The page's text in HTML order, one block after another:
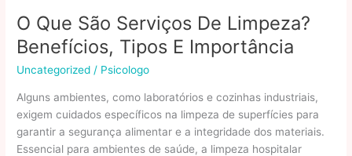
O Que São Serviços De Limpeza?
Benefícios, Tipos E Importância
Uncategorized / Psicologo
Alguns ambientes, como laboratórios e cozinhas industriais,
exigem cuidados específicos na limpeza de superfícies para
garantir a segurança alimentar e a integridade dos materiais.
Essencial para ambientes de saúde, a limpeza hospitalar